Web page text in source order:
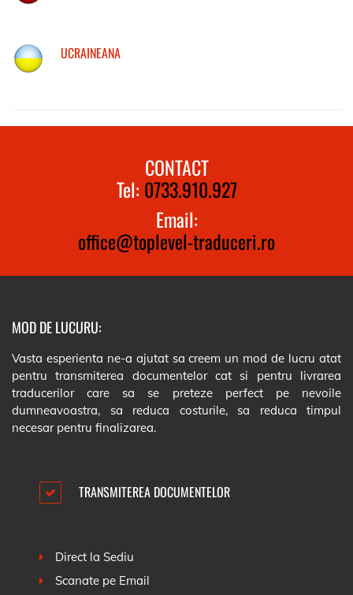
UCRAINEANA
CONTACT
Tel: 0733.910.927
Email:
office@toplevel-traduceri.ro
MOD DE LUCURU:
Vasta esperienta ne-a ajutat sa creem un mod de lucru atat
pentru transmiterea documentelor cat si pentru livrarea
traducerilor care sa se preteze perfect pe nevoile
dumneavoastra, sa reduca costurile, sa reduca timpul
necesar pentru finalizarea.
TRANSMITEREA DOCUMENTELOR
Direct la Sediu
Scanate pe Email